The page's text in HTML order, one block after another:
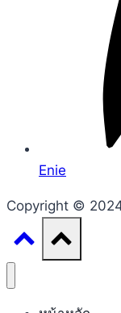
Enie
Copyright ©